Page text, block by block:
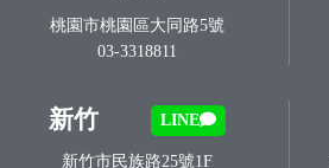
桃園市桃園區大同路5號
03-3318811
新竹 LINE
新竹市民族路25號1F